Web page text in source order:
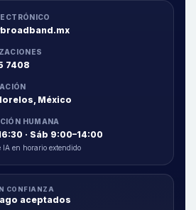
7408
México
HUMANA
· Sáb 9:00–14:00
IA en horario extendido
CONFIANZA
aceptados